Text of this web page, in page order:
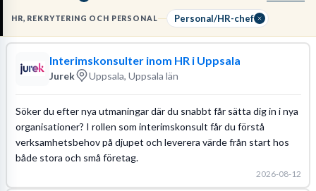
Du leder det dagliga HR-arbetet, vilket inkluderar allt från att
hanteraanställningsavtal och uppsägningartill att driva
akademisk examen inom personalvetenskap samt djup kunskap i
svensk arbetsrättoch erfarenhet av att implementera HR-
processer.
Läs mer om yrket:
Löneguide Arbetsuppgifter Utbildningsguide
HR, REKRYTERING OCH PERSONAL Personal/HR-chef
Interimskonsulter inom HR i Uppsala
Jurek Uppsala, Uppsala län
Söker du efter nya utmaningar där du snabbt får sätta dig in i nya
organisationer? I rollen som interimskonsult får du förstå
verksamhetsbehov på djupet och leverera värde från start hos
både stora och små företag.
2026-08-12